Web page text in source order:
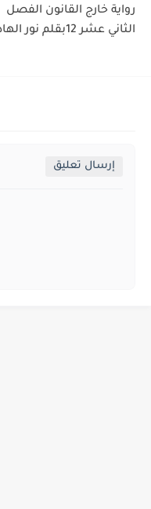
رواية خارج القانون الفصل
الثاني عشر 12بقلم نور الهادى
إرسال تعليق